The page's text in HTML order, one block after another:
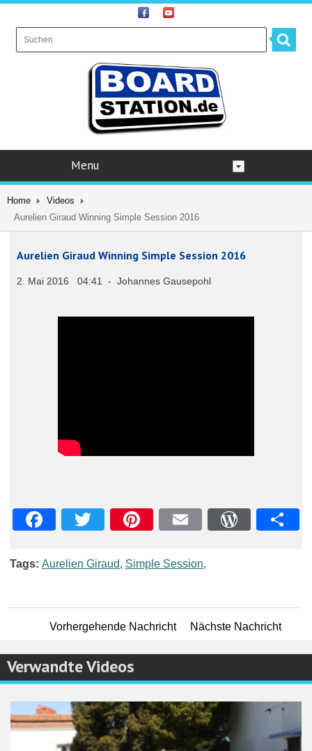
Menu
Home
Videos
Aurelien Giraud Winning Simple Session 2016
Aurelien Giraud Winning Simple Session 2016
2. Mai 2016 04:41 - Johannes Gausepohl
Tags: Aurelien Giraud, Simple Session,
Vorhergehende Nachricht Nächste Nachricht
Verwandte Videos